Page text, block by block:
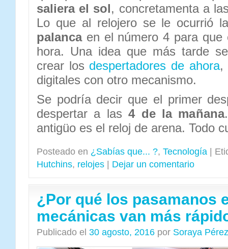
saliera el sol, concretamenta a
Lo que al relojero se le ocurrió
palancaen el número 4 para que
hora. Una idea que más tarde
crear los despertadores de ahora,
digitales con otro mecanismo.
Se podría decir que el primer
despertar a las4 de la mañana
antigüo es el reloj de arena. Todo
Posteado en ¿Sabías que... ?, Tecnología
Hutchins, relojes Dejar un comentario
¿Por qué los pasamanos
mecánicas van más
Publicado el 30 agosto, 2016 por Soraya Pérez